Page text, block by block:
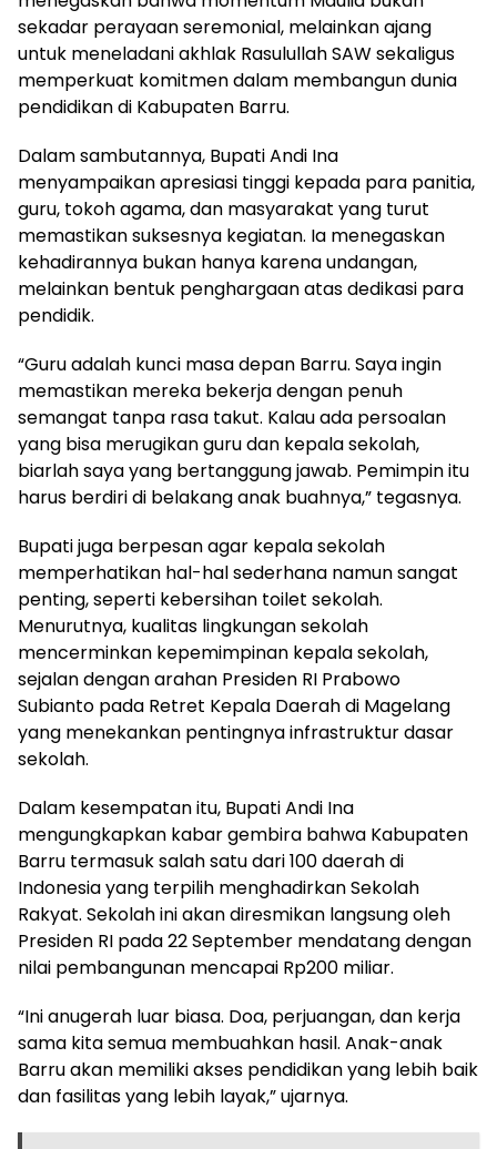
sekadar perayaan seremonial, melainkan ajang
untuk meneladani akhlak Rasulullah SAW sekaligus
memperkuat komitmen dalam membangun dunia
pendidikan di Kabupaten Barru.
Dalam sambutannya, Bupati Andi Ina
menyampaikan apresiasi tinggi kepada para panitia,
guru, tokoh agama, dan masyarakat yang turut
memastikan suksesnya kegiatan. Ia menegaskan
kehadirannya bukan hanya karena undangan,
melainkan bentuk penghargaan atas dedikasi para
pendidik.
“Guru adalah kunci masa depan Barru. Saya ingin
memastikan mereka bekerja dengan penuh
semangat tanpa rasa takut. Kalau ada persoalan
yang bisa merugikan guru dan kepala sekolah,
biarlah saya yang bertanggung jawab. Pemimpin itu
harus berdiri di belakang anak buahnya,” tegasnya.
Bupati juga berpesan agar kepala sekolah
memperhatikan hal-hal sederhana namun sangat
penting, seperti kebersihan toilet sekolah.
Menurutnya, kualitas lingkungan sekolah
mencerminkan kepemimpinan kepala sekolah,
sejalan dengan arahan Presiden RI Prabowo
Subianto pada Retret Kepala Daerah di Magelang
yang menekankan pentingnya infrastruktur dasar
sekolah.
Dalam kesempatan itu, Bupati Andi Ina
mengungkapkan kabar gembira bahwa Kabupaten
Barru termasuk salah satu dari 100 daerah di
Indonesia yang terpilih menghadirkan Sekolah
Rakyat. Sekolah ini akan diresmikan langsung oleh
Presiden RI pada 22 September mendatang dengan
nilai pembangunan mencapai Rp200 miliar.
“Ini anugerah luar biasa. Doa, perjuangan, dan kerja
sama kita semua membuahkan hasil. Anak-anak
Barru akan memiliki akses pendidikan yang lebih baik
dan fasilitas yang lebih layak,” ujarnya.